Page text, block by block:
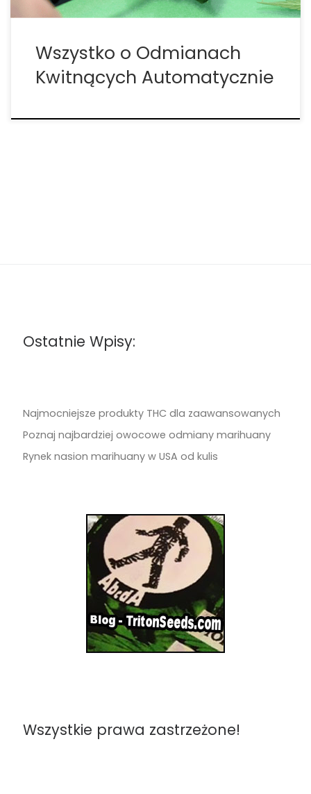
Wszystko o Odmianach
Kwitnących Automatycznie
Ostatnie Wpisy:
Najmocniejsze produkty THC dla zaawansowanych
Poznaj najbardziej owocowe odmiany marihuany
Rynek nasion marihuany w USA od kulis
Wszystkie prawa zastrzeżone!